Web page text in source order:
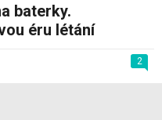
baterky.
éru létání
2